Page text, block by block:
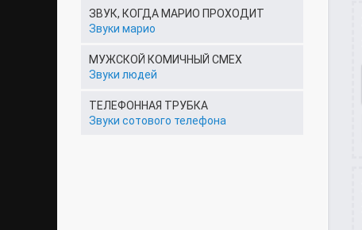
ЗВУК, КОГДА МАРИО ПРОХОДИТ
Звуки марио
МУЖСКОЙ КОМИЧНЫЙ СМЕХ
Звуки людей
ТЕЛЕФОННАЯ ТРУБКА
Звуки сотового телефона